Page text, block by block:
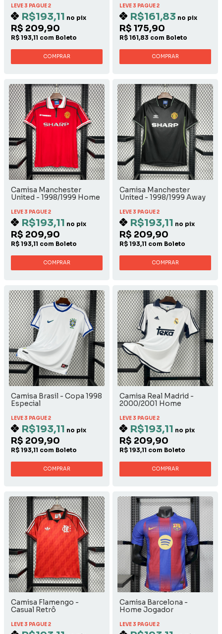
LEVE 3 PAGUE 2
R$193,11 no pix
R$ 209,90
R$ 193,11 com Boleto
COMPRAR
LEVE 3 PAGUE 2
R$161,83 no pix
R$ 175,90
R$ 161,83 com Boleto
COMPRAR
Camisa Manchester
United - 1998/1999 Home
LEVE 3 PAGUE 2
R$193,11 no pix
R$ 209,90
R$ 193,11 com Boleto
COMPRAR
Camisa Manchester
United - 1998/1999 Away
LEVE 3 PAGUE 2
R$193,11 no pix
R$ 209,90
R$ 193,11 com Boleto
COMPRAR
Camisa Brasil - Copa 1998
Especial
LEVE 3 PAGUE 2
R$193,11 no pix
R$ 209,90
R$ 193,11 com Boleto
COMPRAR
Camisa Real Madrid -
2000/2001 Home
LEVE 3 PAGUE 2
R$193,11 no pix
R$ 209,90
R$ 193,11 com Boleto
COMPRAR
Camisa Flamengo -
Casual Retrô
LEVE 3 PAGUE 2
Camisa Barcelona -
Home Jogador
LEVE 3 PAGUE 2